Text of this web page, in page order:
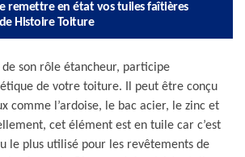
remettre en état vos tuiles faîtières
Histoire Toiture
de son rôle étancheur, participe
de votre toiture. Il peut être conçu
comme l’ardoise, le bac acier, le zinc et
cet élément est en tuile car c’est
le plus utilisé pour les revêtements de